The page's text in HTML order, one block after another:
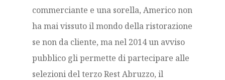
commerciante e una sorella, Americo non
ha mai vissuto il mondo della ristorazione
se non da cliente, ma nel 2014 un avviso
pubblico gli permette di partecipare alle
selezioni del terzo Rest Abruzzo, il